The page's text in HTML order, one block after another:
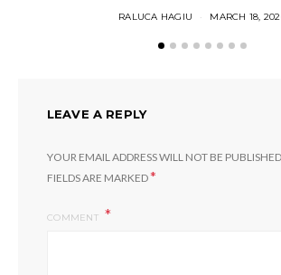
RALUCA HAGIU MARCH 18,
LEAVE A REPLY
YOUR EMAIL ADDRESS WILL NOT BE
FIELDS ARE MARKED*
COMMENT